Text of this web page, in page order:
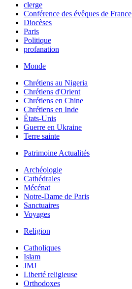
clerge
Conférence des évêques de France
Diocèses
Paris
Politique
profanation
Monde
Chrétiens au Nigeria
Chrétiens d'Orient
Chrétiens en Chine
Chrétiens en Inde
États-Unis
Guerre en Ukraine
Terre sainte
Patrimoine Actualités
Archéologie
Cathédrales
Mécénat
Notre-Dame de Paris
Sanctuaires
Voyages
Religion
Catholiques
Islam
JMJ
Liberté religieuse
Orthodoxes